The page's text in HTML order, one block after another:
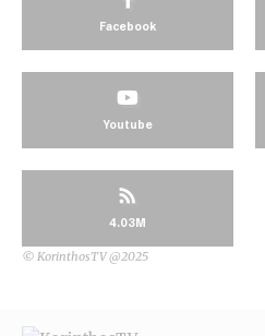
Facebook
Youtube
4.03M
© KorinthosTV @2025